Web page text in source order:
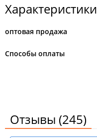
Характеристики
оптовая продажа
Способы оплаты
Отзывы (245)